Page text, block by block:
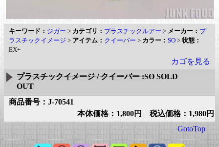
キーワード： ジガー > カテゴリ： プラスチックルアー > メーカー： プ
ラスチックイメージ > アイテム： クイーバー > カラー： SO >状態：
EX+
カゴを見る
プラスチックイメージ / クイーバー :SO SOLD
OUT
商品番号：J-70541
本体価格：1,800円 税込価格：1,980円
GotoTop